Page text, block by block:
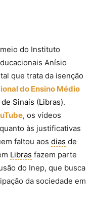
do Instituto
Anísio
que trata da isenção
do Ensino Médio
Sinais (Libras).
, os vídeos
às justificativas
faltou aos dias de
Libras fazem parte
do Inep, que busca
da sociedade em